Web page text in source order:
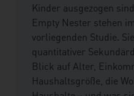
Kinder ausgezogen
Empty Nester stehen
vorliegenden Studie.
quantitativer
Blick auf Alter,
Haushaltsgröße, die